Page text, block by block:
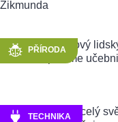
PŘÍRODA
TECHNIKA